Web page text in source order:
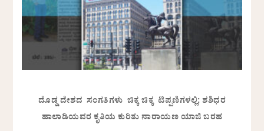
ದೊಡ್ಡ ದೇಶದ ಸಂಗತಿಗಳು ಚಿಕ್ಕ ಚಿಕ್ಕ ಟಿಪ್ಪಣಿಗಳಲ್ಲಿ: ಶಶಿಧರ
ಹಾಲಾಡಿಯವರ ಕೃತಿಯ ಕುರಿತು ನಾರಾಯಣ ಯಾಜಿ ಬರಹ